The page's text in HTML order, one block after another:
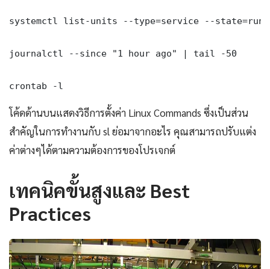
systemctl list-units --type=service --
journalctl --since "1 hour ago" | tail -50
crontab -l
โค้ดด้านบนแสดงวิธีการตั้งค่า Linux Commands ซึ่งเป็นส่วน
สำคัญในการทำงานกับ sl ย่อมาจากอะไร คุณสามารถปรับแต่ง
ค่าต่างๆได้ตามความต้องการของโปรเจกต์
เทคนิคขั้นสูงและ Best
Practices